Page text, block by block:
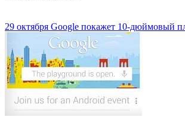
29 октября Google покажет 10-дюймовый